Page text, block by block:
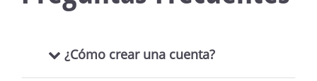
¿Cómo crear una cuenta?